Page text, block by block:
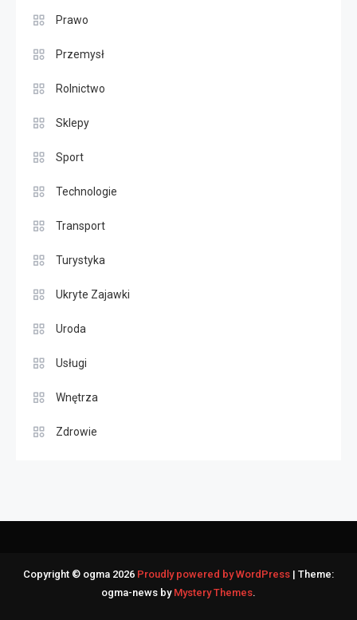
Prawo
Przemysł
Rolnictwo
Sklepy
Sport
Technologie
Transport
Turystyka
Ukryte Zajawki
Uroda
Usługi
Wnętrza
Zdrowie
Copyright © ogma 2026 Proudly powered by WordPress | Theme:
ogma-news by Mystery Themes.